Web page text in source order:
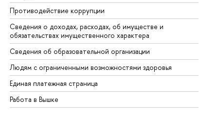
Противодействие коррупции
Сведения о доходах, расходах, об имуществе и
обязательствах имущественного характера
Сведения об образовательной организации
Людям с ограниченными возможностями здоровья
Единая платежная страница
Работа в Вышке